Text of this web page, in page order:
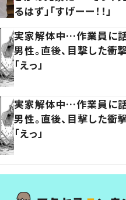
るはず」「すげーー！！」
実家解体中…作業員に
男性。直後、目撃した
「えっ」
実家解体中…作業員に
男性。直後、目撃した
「えっ」